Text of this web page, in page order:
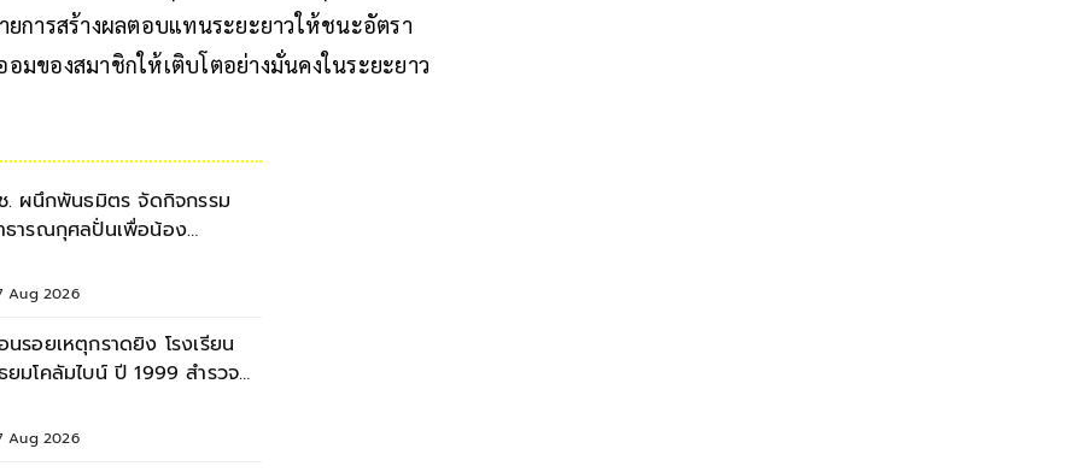
การสร้างผลตอบแทนระยะยาวให้ชนะอัตรา
มของสมาชิกให้เติบโตอย่างมั่นคงในระยะยาว
. ผนึกพันธมิตร จัดกิจกรรม
ธารณกุศลปั่นเพื่อน้อง
Aug 2026
นรอยเหตุกราดยิง โรงเรียน
โคลัมไบน์ ปี 1999 สำรวจ
Aug 2026